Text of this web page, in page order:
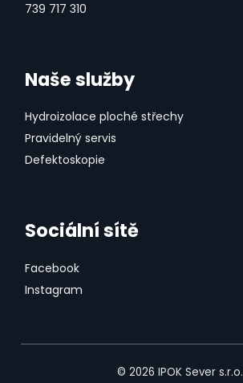
739 717 310
Naše služby
Hydroizolace ploché střechy
Pravidelný servis
Defektoskopie
Sociální sítě
Facebook
Instagram
© 2026 IPOK Sever s.r.o.